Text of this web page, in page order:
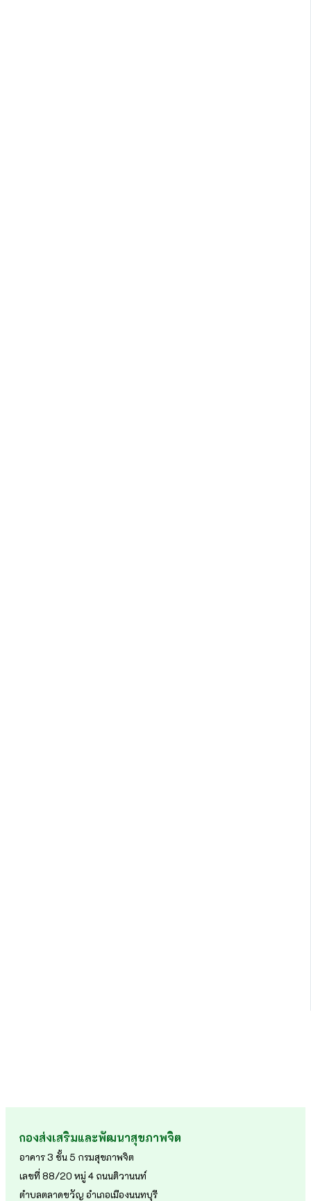
กองส่งเสริมและพัฒนาสุขภาพจิต
อาคาร 3 ชั้น 5 กรมสุขภาพจิต
เลขที่ 88/20 หมู่ 4 ถนนติวานนท์
ตำบลตลาดขวัญ อำเภอเมืองนนทบุรี